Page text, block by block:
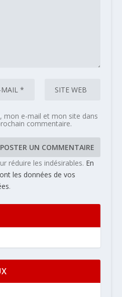
mon e-mail et mon site dans
commentaire.
réduire les indésirables. En
les données de vos
.